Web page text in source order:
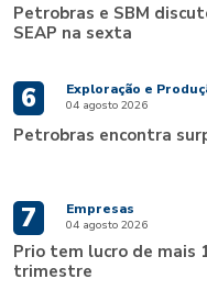
Petrobras e SBM
SEAP na sexta
6 Exploração e
04 agosto 2026
Petrobras encontra
7 Empresas
04 agosto 2026
Prio tem lucro de mais
trimestre